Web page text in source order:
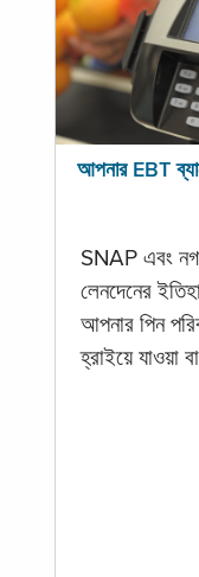
আপনার EBT
SNAP এবং
লেনদেনের
আপনার পিন
হ্রাইয়ে যাওয়া